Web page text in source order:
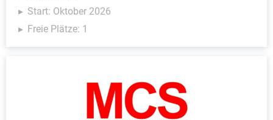
Start: Oktober 2026
Freie Plätze: 1